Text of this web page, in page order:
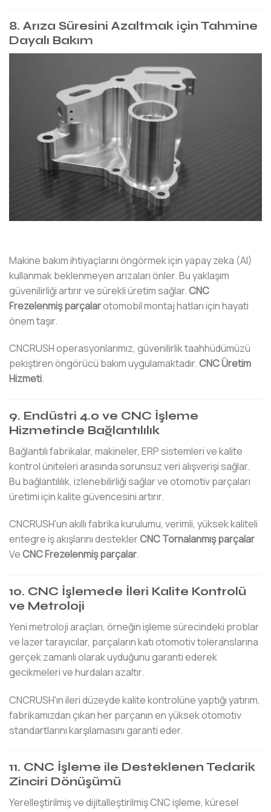
8. Arıza Süresini Azaltmak için Tahmine
Dayalı Bakım
Makine bakım ihtiyaçlarını öngörmek için yapay zeka (AI)
kullanmak beklenmeyen arızaları önler. Bu yaklaşım
güvenilirliği artırır ve sürekli üretim sağlar.CNC
Frezelenmiş parçalarotomobil montaj hatları için hayati
önem taşır.
CNCRUSH operasyonlarımız, güvenilirlik taahhüdümüzü
pekiştiren öngörücü bakım uygulamaktadır.CNC Üretim
Hizmeti.
9. Endüstri 4.0 ve CNC İşleme
Hizmetinde Bağlantılılık
Bağlantılı fabrikalar, makineler, ERP sistemleri ve kalite
kontrol üniteleri arasında sorunsuz veri alışverişi sağlar.
Bu bağlantılılık, izlenebilirliği sağlar ve otomotiv parçaları
üretimi için kalite güvencesini artırır.
CNCRUSH'un akıllı fabrika kurulumu, verimli, yüksek kaliteli
entegre iş akışlarını desteklerCNC Tornalanmış parçalar
VeCNC Frezelenmiş parçalar.
10. CNC İşlemede İleri Kalite Kontrolü
ve Metroloji
Yeni metroloji araçları, örneğin işleme sürecindeki problar
ve lazer tarayıcılar, parçaların katı otomotiv toleranslarına
gerçek zamanlı olarak uyduğunu garanti ederek
gecikmeleri ve hurdaları azaltır.
CNCRUSH'ın ileri düzeyde kalite kontrolüne yaptığı yatırım,
fabrikamızdan çıkan her parçanın en yüksek otomotiv
standartlarını karşılamasını garanti eder.
11. CNC İşleme ile Desteklenen Tedarik
Zinciri Dönüşümü
Yerelleştirilmiş ve dijitalleştirilmiş CNC işleme, küresel